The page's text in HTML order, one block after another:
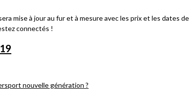
mise à jour au fur et à mesure avec les prix et les dates de
connectés !
nouvelle génération ?